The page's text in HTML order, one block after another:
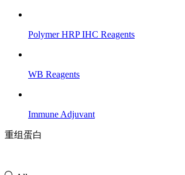
Polymer HRP IHC Reagents
WB Reagents
Immune Adjuvant
重组蛋白